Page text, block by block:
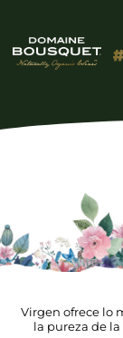
Virgen ofrece lo
la pureza de